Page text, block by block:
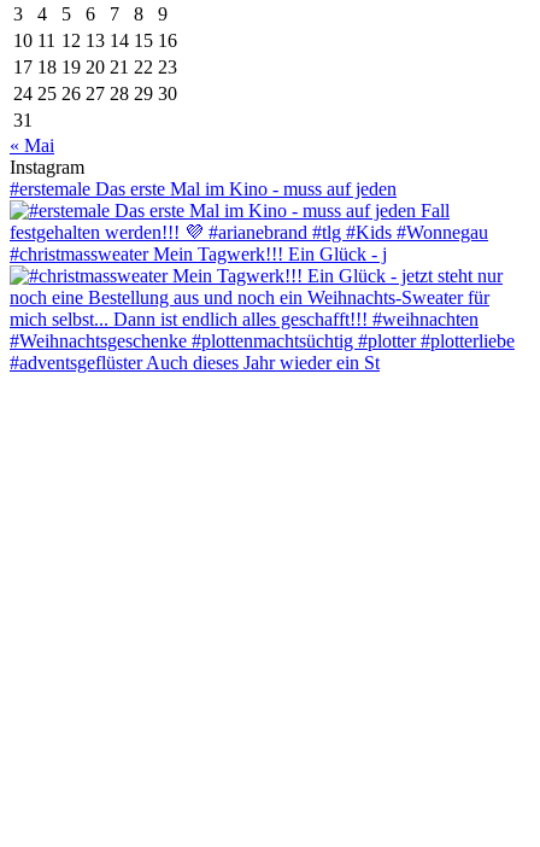
3
4 5 6 7 8
9
10 11 12 13 14 15 16
17 18 19 20 21 22 23
24 25 26 27 28 29 30
31
« Mai
Instagram
#erstemale Das erste Mal im Kino - muss auf jeden
#christmassweater Mein Tagwerk!!! Ein Glück - j
#adventsgeflüster Auch dieses Jahr wieder ein St